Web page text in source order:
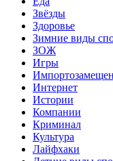
Звёзды
Здоровье
Зимние виды
ЗОЖ
Игры
Интернет
Истории
Компании
Криминал
Культура
Лайфхаки